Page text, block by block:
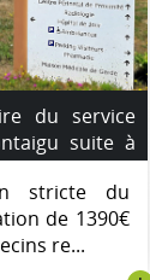
du service
suite à
médecins
au 7 août
stricte du
de 1390€
re...